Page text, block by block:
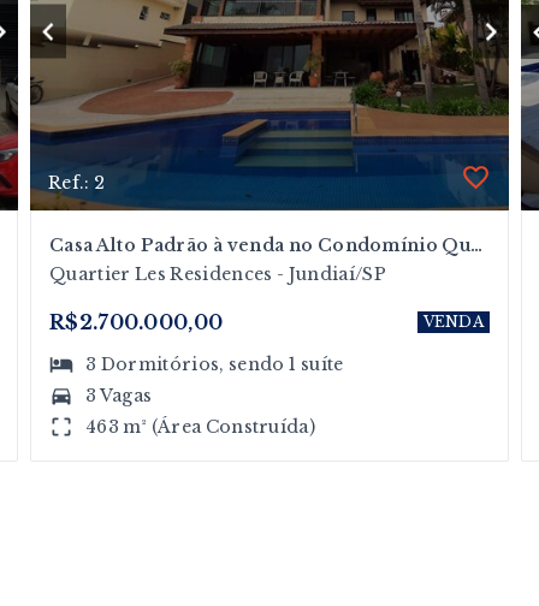
Ref.: 2
Casa Alto Padrão à venda no Condomínio Quarter Les Residences no Bairro do Caxambu
Quartier Les Residences - Jundiaí/SP
R$2.700.000,00 VENDA
3 Dormitórios, sendo1 suíte
3 Vagas
463 m² (Área Construída)